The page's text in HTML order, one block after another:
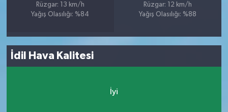
Rüzgar: 13 km/h
Yağış Olasılığı: %84
Rüzgar: 12 km/h
Yağış Olasılığı: %88
İdil Hava Kalitesi
İyi